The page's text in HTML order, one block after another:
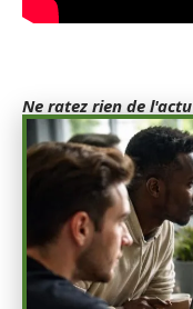
Ne ratez rien de l'actu